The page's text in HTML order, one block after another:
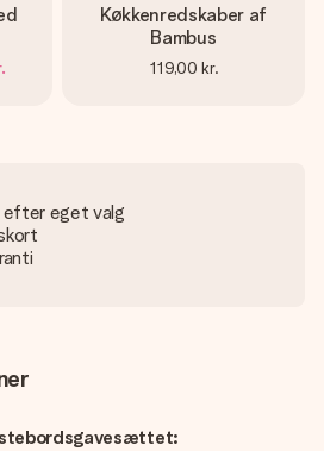
Køkkenredskaber af
Bambus
119,00 kr.
efter eget valg